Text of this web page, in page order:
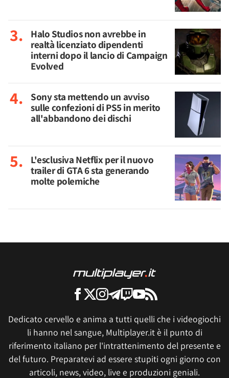
Halo Studios non avrebbe in
realtà licenziato dipendenti
interni dopo il lancio di Campaign
Evolved
Sony sta mettendo un avviso
sulle confezioni di PS5 in merito
all'abbandono dei dischi
L'esclusiva Netflix per il nuovo
trailer di GTA 6 sta generando
molte polemiche
Dedicato cervello e anima a tutti quelli che i videogiochi
li hanno nel sangue, Multiplayer.it è il punto di
riferimento italiano per l'intrattenimento del presente e
del futuro. Preparatevi ad essere stupiti ogni giorno con
articoli, news, video, live e produzioni geniali.